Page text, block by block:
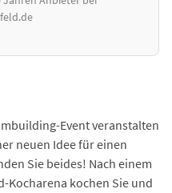
Event veranstalten
neuen Idee für einen
Sie beides! Nach einem
Kocharena kochen Sie und